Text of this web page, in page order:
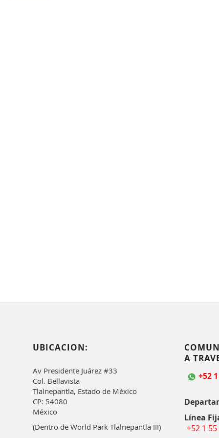
UBICACION:
Av Presidente Juárez #33
Col. Bellavista
Tlalnepantla, Estado de México
CP: 54080
México
(Dentro de World Park Tlalnepantla III)
A
+52
Línea
+52 1